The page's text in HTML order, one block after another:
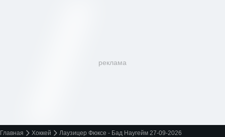
реклама
Главная Хоккей Лаузицер Фюксе - Бад Наугейм 27-09-2026